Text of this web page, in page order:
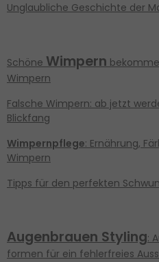
Unglaubliche Geschichte der
Schöne Wimpern
Wimpern
Falsche Wimpern: ab jetzt
Blickfang
Wimpernpflege: Ernährung,
Wimpern
Tipps für den perfekten
Augenbrauen Styling:
formen für ein fehlerfreies